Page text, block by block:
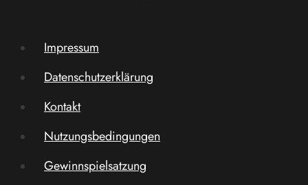
Impressum
Datenschutzerklärung
Kontakt
Nutzungsbedingungen
Gewinnspielsatzung